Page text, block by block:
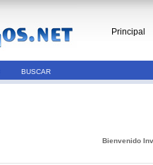
Principal
BUSCAR
Bienvenido